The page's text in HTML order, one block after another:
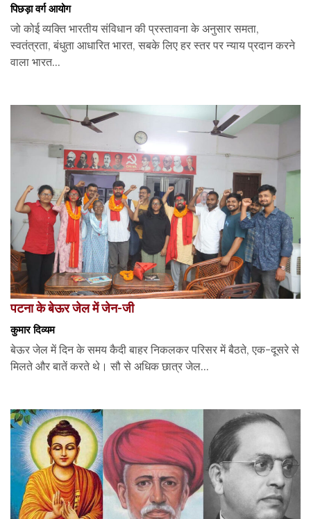
पिछड़ा वर्ग आयोग
जो कोई व्यक्ति भारतीय संविधान की प्रस्तावना के अनुसार समता,
स्वतंत्रता, बंधुता आधारित भारत, सबके लिए हर स्तर पर न्याय प्रदान करने
वाला भारत...
पटना के बेऊर जेल में जेन-जी
कुमार दिव्यम
बेऊर जेल में दिन के समय कैदी बाहर निकलकर परिसर में बैठते, एक-दूसरे से
मिलते और बातें करते थे। सौ से अधिक छात्र जेल...